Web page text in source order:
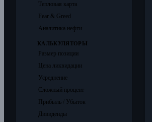
Тепловая карта
Fear & Greed
Аналитика нефти
КАЛЬКУЛЯТОРЫ
Размер позиции
Цена ликвидации
Усреднение
Сложный процент
Прибыль / Убыток
Дивиденды